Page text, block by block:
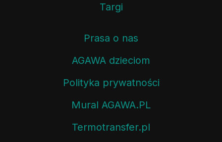
Targi
Prasa o nas
AGAWA dzieciom
Polityka prywatności
Mural AGAWA.PL
Termotransfer.pl